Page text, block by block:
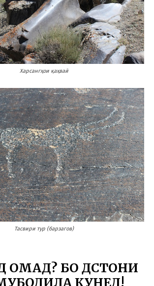
Харсангҳои қаҳваӣ
Тасвири тур (барзагов)
ОМАД? БО ДӮСТОНИ
КУНЕД!